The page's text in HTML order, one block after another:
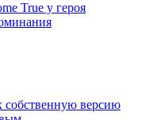
True у героя
собственную версию